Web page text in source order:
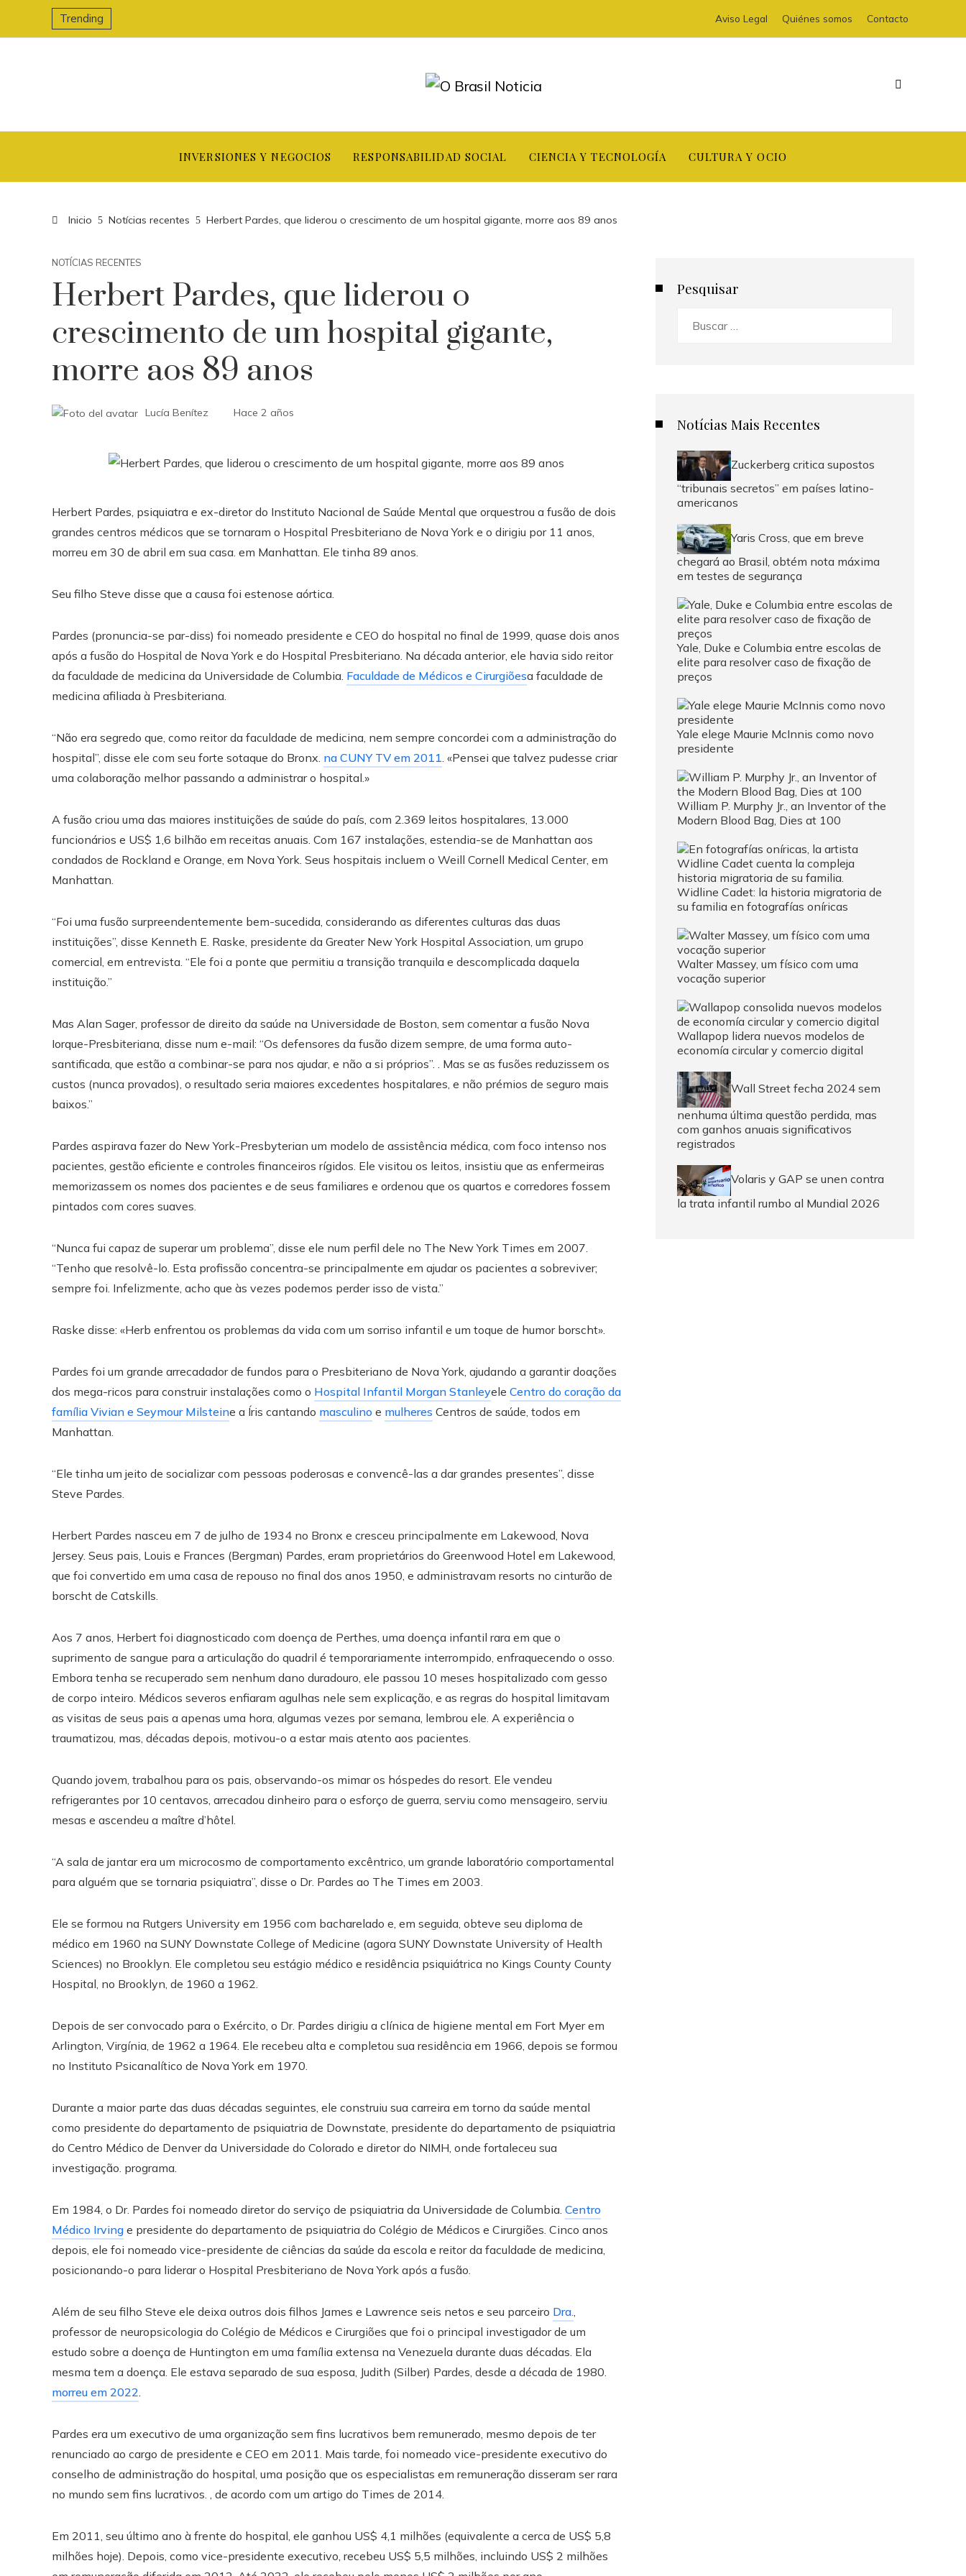
Trending Aviso Legal Quiénes somos Contacto
INVERSIONES Y NEGOCIOS RESPONSABILIDAD SOCIAL CIENCIA Y TECNOLOGÍA CULTURA Y OCIO
Inicio Notícias recentes Herbert Pardes, que liderou o crescimento de um hospital gigante, morre aos 89 anos
NOTÍCIAS RECENTES
Herbert Pardes, que liderou o
crescimento de um hospital gigante,
morre aos 89 anos
Lucía Benítez Hace 2 años
Herbert Pardes, psiquiatra e ex-diretor do Instituto Nacional de Saúde Mental que orquestrou a fusão de dois
grandes centros médicos que se tornaram o Hospital Presbiteriano de Nova York e o dirigiu por 11 anos,
morreu em 30 de abril em sua casa. em Manhattan. Ele tinha 89 anos.
Seu filho Steve disse que a causa foi estenose aórtica.
Pardes (pronuncia-se par-diss) foi nomeado presidente e CEO do hospital no final de 1999, quase dois anos
após a fusão do Hospital de Nova York e do Hospital Presbiteriano. Na década anterior, ele havia sido reitor
da faculdade de medicina da Universidade de Columbia. Faculdade de Médicos e Cirurgiõesa faculdade de
medicina afiliada à Presbiteriana.
“Não era segredo que, como reitor da faculdade de medicina, nem sempre concordei com a administração do
hospital”, disse ele com seu forte sotaque do Bronx. na CUNY TV em 2011 . «Pensei que talvez pudesse criar
uma colaboração melhor passando a administrar o hospital.»
A fusão criou uma das maiores instituições de saúde do país, com 2.369 leitos hospitalares, 13.000
funcionários e US$ 1,6 bilhão em receitas anuais. Com 167 instalações, estendia-se de Manhattan aos
condados de Rockland e Orange, em Nova York. Seus hospitais incluem o Weill Cornell Medical Center, em
Manhattan.
“Foi uma fusão surpreendentemente bem-sucedida, considerando as diferentes culturas das duas
instituições”, disse Kenneth E. Raske, presidente da Greater New York Hospital Association, um grupo
comercial, em entrevista. “Ele foi a ponte que permitiu a transição tranquila e descomplicada daquela
instituição.”
Mas Alan Sager, professor de direito da saúde na Universidade de Boston, sem comentar a fusão Nova
Iorque-Presbiteriana, disse num e-mail: “Os defensores da fusão dizem sempre, de uma forma auto-
santificada, que estão a combinar-se para nos ajudar, e não a si próprios”. . Mas se as fusões reduzissem os
custos (nunca provados), o resultado seria maiores excedentes hospitalares, e não prémios de seguro mais
baixos.”
Pardes aspirava fazer do New York-Presbyterian um modelo de assistência médica, com foco intenso nos
pacientes, gestão eficiente e controles financeiros rígidos. Ele visitou os leitos, insistiu que as enfermeiras
memorizassem os nomes dos pacientes e de seus familiares e ordenou que os quartos e corredores fossem
pintados com cores suaves.
“Nunca fui capaz de superar um problema”, disse ele num perfil dele no The New York Times em 2007.
“Tenho que resolvê-lo. Esta profissão concentra-se principalmente em ajudar os pacientes a sobreviver;
sempre foi. Infelizmente, acho que às vezes podemos perder isso de vista.”
Raske disse: «Herb enfrentou os problemas da vida com um sorriso infantil e um toque de humor borscht».
Pardes foi um grande arrecadador de fundos para o Presbiteriano de Nova York, ajudando a garantir doações
dos mega-ricos para construir instalações como o Hospital Infantil Morgan Stanleyele Centro do coração da
família Vivian e Seymour Milsteine a Íris cantando masculino e mulheres Centros de saúde, todos em
Manhattan.
“Ele tinha um jeito de socializar com pessoas poderosas e convencê-las a dar grandes presentes”, disse
Steve Pardes.
Herbert Pardes nasceu em 7 de julho de 1934 no Bronx e cresceu principalmente em Lakewood, Nova
Jersey. Seus pais, Louis e Frances (Bergman) Pardes, eram proprietários do Greenwood Hotel em Lakewood,
que foi convertido em uma casa de repouso no final dos anos 1950, e administravam resorts no cinturão de
borscht de Catskills.
Aos 7 anos, Herbert foi diagnosticado com doença de Perthes, uma doença infantil rara em que o
suprimento de sangue para a articulação do quadril é temporariamente interrompido, enfraquecendo o osso.
Embora tenha se recuperado sem nenhum dano duradouro, ele passou 10 meses hospitalizado com gesso
de corpo inteiro. Médicos severos enfiaram agulhas nele sem explicação, e as regras do hospital limitavam
as visitas de seus pais a apenas uma hora, algumas vezes por semana, lembrou ele. A experiência o
traumatizou, mas, décadas depois, motivou-o a estar mais atento aos pacientes.
Quando jovem, trabalhou para os pais, observando-os mimar os hóspedes do resort. Ele vendeu
refrigerantes por 10 centavos, arrecadou dinheiro para o esforço de guerra, serviu como mensageiro, serviu
mesas e ascendeu a maître d’hôtel.
“A sala de jantar era um microcosmo de comportamento excêntrico, um grande laboratório comportamental
para alguém que se tornaria psiquiatra”, disse o Dr. Pardes ao The Times em 2003.
Ele se formou na Rutgers University em 1956 com bacharelado e, em seguida, obteve seu diploma de
médico em 1960 na SUNY Downstate College of Medicine (agora SUNY Downstate University of Health
Sciences) no Brooklyn. Ele completou seu estágio médico e residência psiquiátrica no Kings County County
Hospital, no Brooklyn, de 1960 a 1962.
Depois de ser convocado para o Exército, o Dr. Pardes dirigiu a clínica de higiene mental em Fort Myer em
Arlington, Virgínia, de 1962 a 1964. Ele recebeu alta e completou sua residência em 1966, depois se formou
no Instituto Psicanalítico de Nova York em 1970.
Durante a maior parte das duas décadas seguintes, ele construiu sua carreira em torno da saúde mental
como presidente do departamento de psiquiatria de Downstate, presidente do departamento de psiquiatria
do Centro Médico de Denver da Universidade do Colorado e diretor do NIMH, onde fortaleceu sua
investigação. programa.
Em 1984, o Dr. Pardes foi nomeado diretor do serviço de psiquiatria da Universidade de Columbia. Centro
Médico Irving e presidente do departamento de psiquiatria do Colégio de Médicos e Cirurgiões. Cinco anos
depois, ele foi nomeado vice-presidente de ciências da saúde da escola e reitor da faculdade de medicina,
posicionando-o para liderar o Hospital Presbiteriano de Nova York após a fusão.
Além de seu filho Steve ele deixa outros dois filhos James e Lawrence seis netos e seu parceiro Dra.
professor de neuropsicologia do Colégio de Médicos e Cirurgiões que foi o principal investigador de um
estudo sobre a doença de Huntington em uma família extensa na Venezuela durante duas décadas. Ela
mesma tem a doença. Ele estava separado de sua esposa, Judith (Silber) Pardes, desde a década de 1980.
morreu em 2022
Pardes era um executivo de uma organização sem fins lucrativos bem remunerado, mesmo depois de ter
renunciado ao cargo de presidente e CEO em 2011. Mais tarde, foi nomeado vice-presidente executivo do
conselho de administração do hospital, uma posição que os especialistas em remuneração disseram ser rara
no mundo sem fins lucrativos. , de acordo com um artigo do Times de 2014.
Em 2011, seu último ano à frente do hospital, ele ganhou US$ 4,1 milhões (equivalente a cerca de US$ 5,8
milhões hoje). Depois, como vice-presidente executivo, recebeu US$ 5,5 milhões, incluindo US$ 2 milhões
Pesquisar
Notícias Mais Recentes
Zuckerberg critica supostos
“tribunais secretos” em países latino-
americanos
Yaris Cross, que em breve
chegará ao Brasil, obtém nota máxima
em testes de segurança
Yale, Duke e Columbia entre escolas de
elite para resolver caso de fixação de
preços
Yale elege Maurie McInnis como novo
presidente
William P. Murphy Jr., an Inventor of the
Modern Blood Bag, Dies at 100
Widline Cadet: la historia migratoria de
su familia en fotografías oníricas
Walter Massey, um físico com uma
vocação superior
Wallapop lidera nuevos modelos de
economía circular y comercio digital
Wall Street fecha 2024 sem
nenhuma última questão perdida, mas
com ganhos anuais significativos
registrados
Volaris y GAP se unen contra
la trata infantil rumbo al Mundial 2026